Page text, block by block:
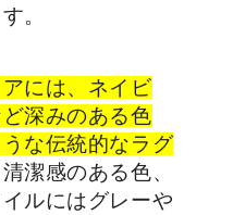
。
には、ネイビ
深みのある色
な伝統的なラグ
潔感のある色、
ルにはグレーや